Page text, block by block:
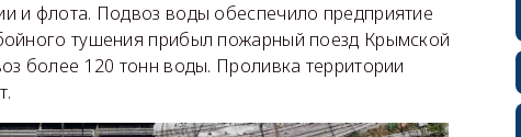
и флота. Подвоз воды обеспечило предприятие
тушения прибыл пожарный поезд Крымской
более 120 тонн воды. Проливка территории